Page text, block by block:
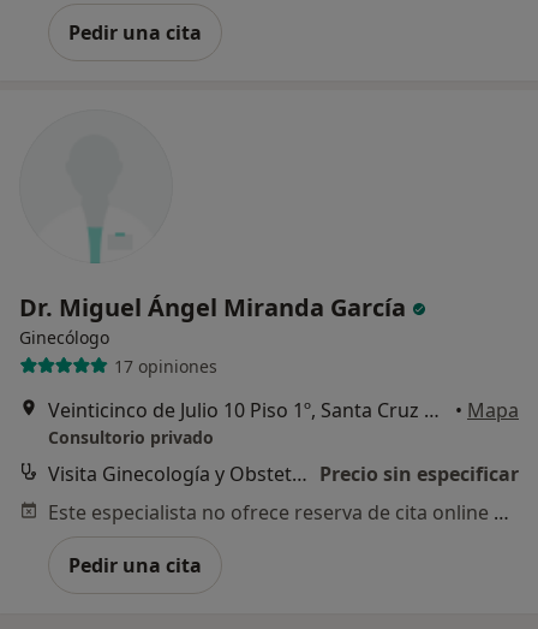
Pedir una cita
Dr. Miguel Ángel Miranda García
Ginecólogo
17 opiniones
Veinticinco de Julio 10 Piso 1º, Santa Cruz de Tenerife • Mapa
Consultorio privado
Visita Ginecología y Obstetricia Precio sin especificar
Este especialista no ofrece reserva de cita online en esta dirección.
Pedir una cita